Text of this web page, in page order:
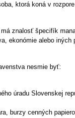
ktorá koná v rozpore
znalosť špecifík
ekonómie alebo iných
nesmie byť:
úradu Slovenskej
burzy cenných